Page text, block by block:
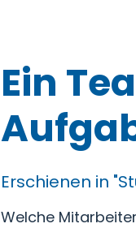
Ein
Erschienen in
Welche